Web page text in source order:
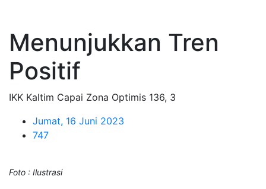
Menunjukkan Tren
Positif
IKK Kaltim Capai Zona Optimis 136, 3
Jumat, 16 Juni 2023
747
Foto : Ilustrasi